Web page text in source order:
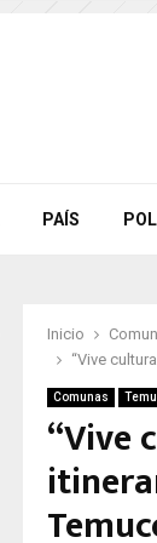
PAÍS
Inicio
“Vive
Comunas
“Vive